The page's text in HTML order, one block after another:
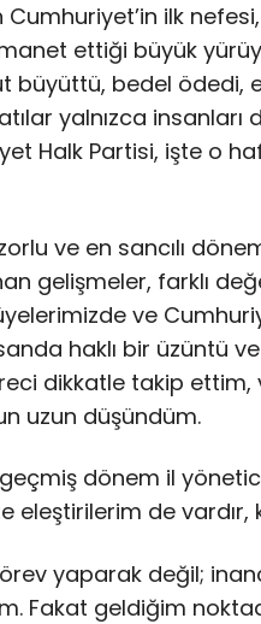
Cumhuriyet’in ilk
ettiği büyük
büyüttü, bedel ödedi,
yalnızca insanları
Halk Partisi, işte o
ve en sancılı
gelişmeler, farklı
ve
haklı bir üzüntü ve
dikkatle takip ettim,
uzun düşündüm.
dönem il
eleştirilerim de vardır,
yaparak değil;
Fakat geldiğim